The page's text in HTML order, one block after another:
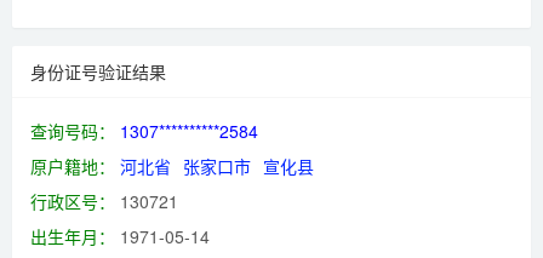
身份证号验证结果
查询号码：
1307**********2584
原户籍地：
河北省 张家口市 宣化县
行政区号：
130721
出生年月：
1971-05-14